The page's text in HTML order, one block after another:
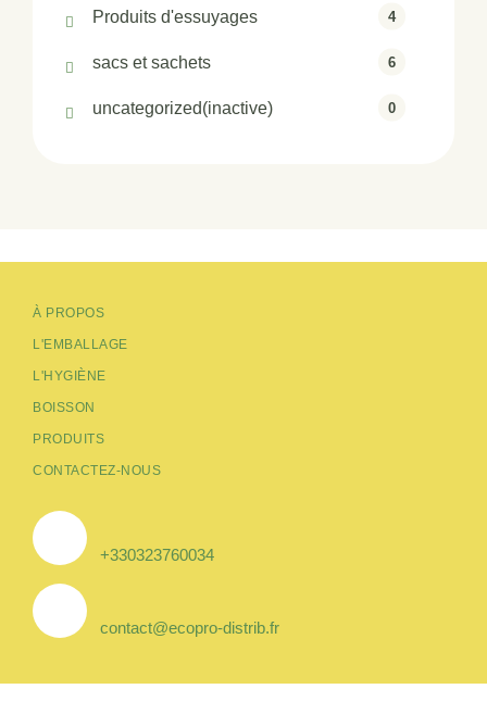
Produits d'essuyages 4
sacs et sachets 6
uncategorized(inactive) 0
À PROPOS
L'EMBALLAGE
L'HYGIÈNE
BOISSON
PRODUITS
CONTACTEZ-NOUS
+330323760034
contact@ecopro-distrib.fr